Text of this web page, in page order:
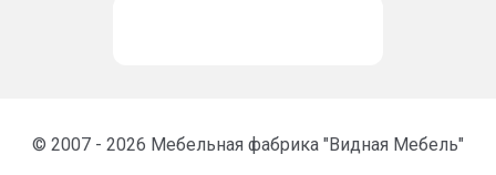
© 2007 - 2026 Мебельная фабрика "Видная Мебель"